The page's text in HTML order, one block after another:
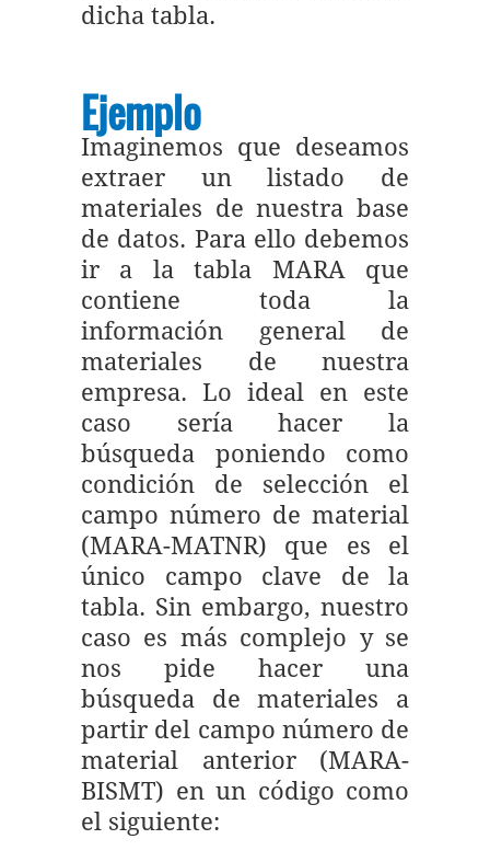
dicha tabla.
Ejemplo
Imaginemos que deseamos
extraer un listado de
materiales de nuestra base
de datos. Para ello debemos
ir a la tabla MARA que
contiene toda la
información general de
materiales de nuestra
empresa. Lo ideal en este
caso sería hacer la
búsqueda poniendo como
condición de selección el
campo número de material
(MARA-MATNR) que es el
único campo clave de la
tabla. Sin embargo, nuestro
caso es más complejo y se
nos pide hacer una
búsqueda de materiales a
partir del campo número de
material anterior (MARA-
BISMT) en un código como
el siguiente: